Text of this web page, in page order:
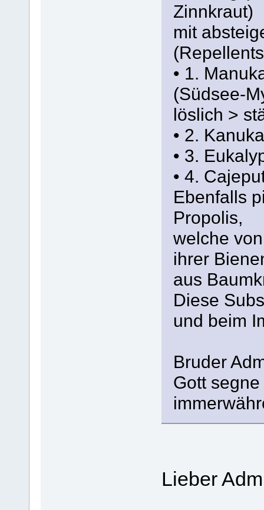
Zinnkraut)
mit
• 1.
(Südsee-
löslich >
• 2.
• 3.
• 4.
Ebenfalls
Propolis,
welche
ihrer
aus
Diese
und beim
Bruder
Gott
Lieber